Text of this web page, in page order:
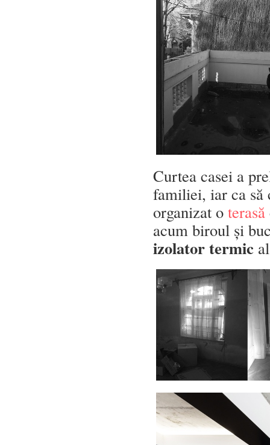
Curtea casei a
familiei, iar ca să
organizat o terasă
acum biroul și
izolator termic